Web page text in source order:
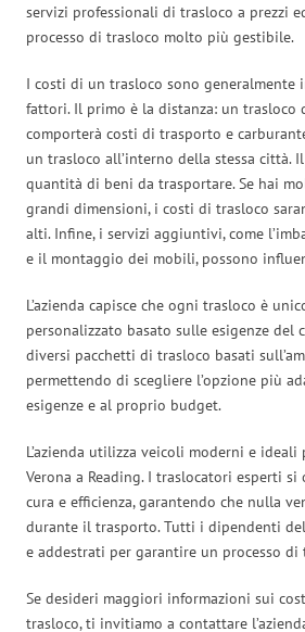
servizi professionali di trasloco a prezzi
processo di trasloco molto più gestibile.
I costi di un trasloco sono generalmente
fattori. Il primo è la distanza: un trasloco
comporterà costi di trasporto e
un trasloco all’interno della stessa città.
quantità di beni da trasportare. Se hai
grandi dimensioni, i costi di trasloco
alti. Infine, i servizi aggiuntivi, come
e il montaggio dei mobili, possono
L’azienda capisce che ogni trasloco è
personalizzato basato sulle esigenze del
diversi pacchetti di trasloco basati
permettendo di scegliere l’opzione più
esigenze e al proprio budget.
L’azienda utilizza veicoli moderni e
Verona a Reading. I traslocatori esperti
cura e efficienza, garantendo che nulla
durante il trasporto. Tutti i dipendenti
e addestrati per garantire un processo
Se desideri maggiori informazioni sui
trasloco, ti invitiamo a contattare